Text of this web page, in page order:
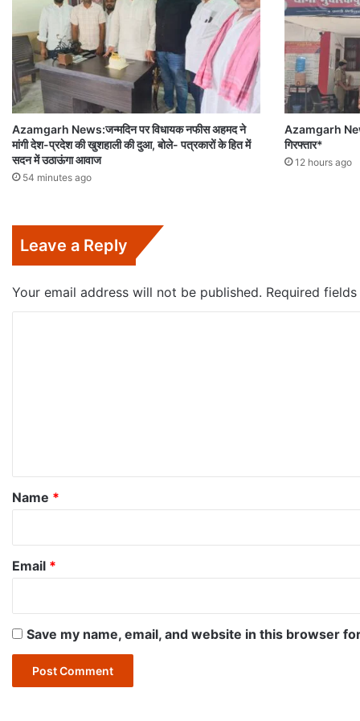
Azamgarh News:जन्मदिन पर विधायक नफीस अहमद ने
मांगी देश-प्रदेश की खुशहाली की दुआ, बोले- पत्रकारों के हित में
सदन में उठाऊंगा आवाज
54 minutes ago
Azamgarh
गिरफ्तार*
12 hours ago
Leave a Reply
Your email address will not be published. Required
*
Name *
Email *
Save my name, email, and website in this browser